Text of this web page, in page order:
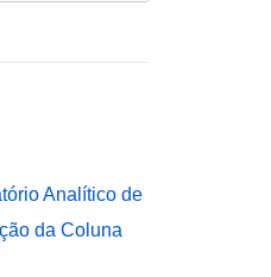
Analítico de
da Coluna